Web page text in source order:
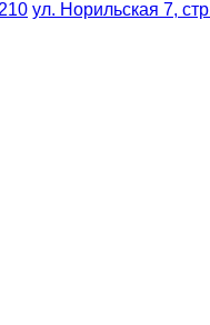
ул. Норильская 7,